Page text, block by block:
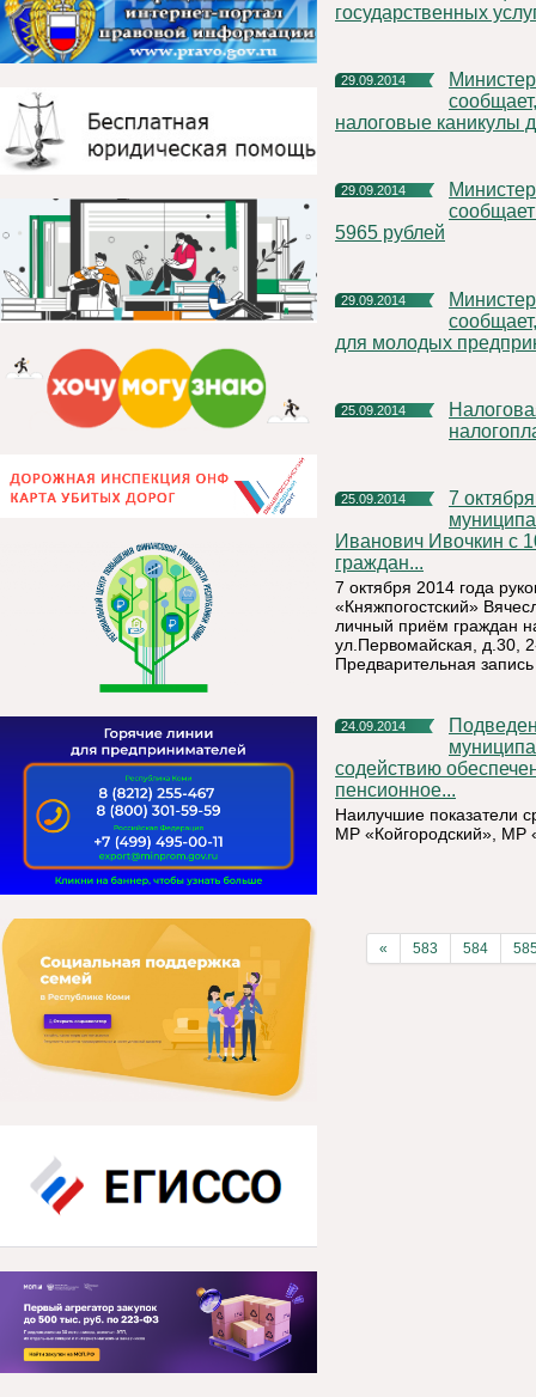
государственных
29.09.2014
Министерство экономического развития Республики Коми
налоговые каникулы
29.09.2014
Министерство экономического развития Республики Коми
5965 рублей
29.09.2014
Министерство экономического развития Республики Коми
для молодых
25.09.2014
Налоговая служба проводит Дни открытых дверей для
25.09.2014
7 октября 2014 года руководитель администрации
Иванович Ивочкин с
граждан...
7 октября 2014 года
«Княжпогостский»
личный приём граждан
ул.Первомайская, д.30,
Предварительная
24.09.2014
Подведены промежуточные итоги конкурса «Лучшее
содействию
пенсионное...
Наилучшие показатели
МР «Койгородский», МР
« 583 584